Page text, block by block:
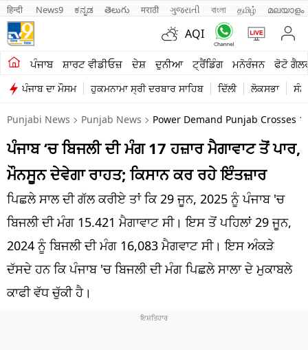
हिन्दी News9 ಕನ್ನಡ తెలుగు मराठी ગુજરાતી বাংলা தமிழ் മലയാളം
AQI
ਪੰਜਾਬ ਸ਼ਾਰਟ ਵੀਡੀਓਜ਼ ਦੇਸ਼ ਦੁਨੀਆ ਟ੍ਰੈਂਡਿੰਗ ਮਨੋਰੰਜਨ ਫੋਟੋ
ਪੰਜਾਬ ਦਾ ਮੌਸਮ ਹੁਕਮਨਾਮਾ ਸ੍ਰੀ ਦਰਬਾਰ ਸਾਹਿਬ ਦਿੱਲੀ ਲੋਕਸਭਾ
ਖੇਤੀਬਾੜੀ
ਸ਼ਾਰਟ ਵੀਡੀਓਜ਼
ਕਾਰੋਬਾਰ
ਕਰਿਅਰ
ਮਨੋਰੰਜਨ
ਦੇਸ਼
ਲਾਈਫ ਸਟਾਈਲ
ਪੰਜਾਬ
Punjabi News Punjab News Power Demand Punjab Crosses
ਪੰਜਾਬ ‘ਚ ਬਿਜਲੀ ਦੀ ਮੰਗ 17 ਹਜ਼ਾਰ ਮੈਗਾਵਾਟ ਤੋਂ ਪਾਰ,
ਮੌਨਸੂਨ ਦੇਵੇਗਾ ਰਾਹਤ; ਕਿਸਾਨ ਕਰ ਰਹੇ ਇੰਤਜ਼ਾਰ
ਪਿਛਲੇ ਸਾਲ ਦੀ ਗੱਲ ਕਰੀਏ ਤਾਂ ਕਿ 29 ਜੂਨ, 2025 ਨੂੰ ਪੰਜਾਬ 'ਚ
ਬਿਜਲੀ ਦੀ ਮੰਗ 15.421 ਮੈਗਾਵਾਟ ਸੀ। ਇਸ ਤੋਂ ਪਹਿਲਾਂ 29 ਜੂਨ,
2024 ਨੂੰ ਬਿਜਲੀ ਦੀ ਮੰਗ 16,083 ਮੈਗਵਾਟ ਸੀ। ਇਸ ਅੰਕੜੇ
ਦੱਸਦੇ ਹਨ ਕਿ ਪੰਜਾਬ 'ਚ ਬਿਜਲੀ ਦੀ ਮੰਗ ਪਿਛਲੇ ਸਾਲਾ ਦੇ ਮੁਕਾਬਲੇ
ਕਾਫੀ ਵੱਧ ਚੁੱਕੀ ਹੈ।